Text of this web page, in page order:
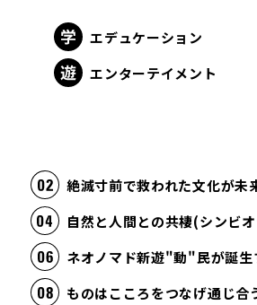
エデュケーション
エンターテイメント
絶滅寸前で救われた文化が未
自然と人間との共棲(シンビ
ネオノマド新遊"動"民が誕生
ものはこころをつなげ通じ合